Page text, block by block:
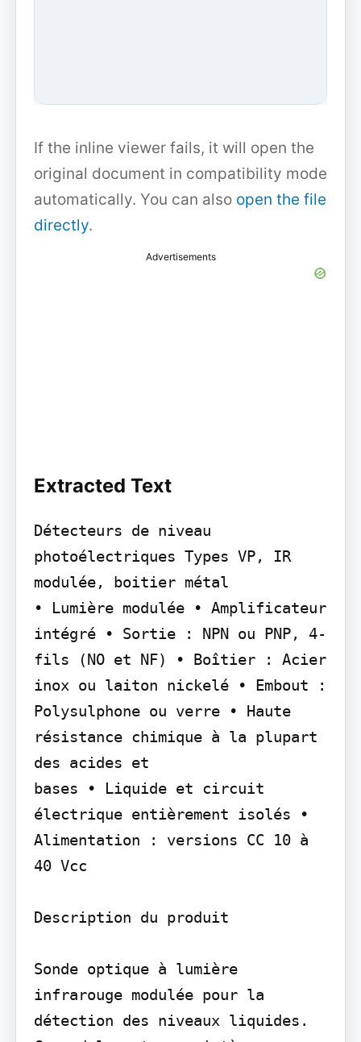
If the inline viewer fails, it will open the
original document in compatibility mode
automatically. You can also open the file
directly.
Advertisements
Extracted Text
Détecteurs de niveau
photoélectriques Types VP, IR
modulée, boitier métal
• Lumière modulée • Amplificateur
intégré • Sortie : NPN ou PNP, 4-
fils (NO et NF) • Boîtier : Acier
inox ou laiton nickelé • Embout :
Polysulphone ou verre • Haute
résistance chimique à la plupart
des acides et
bases • Liquide et circuit
électrique entièrement isolés •
Alimentation : versions CC 10 à
40 Vcc
Description du produit
Sonde optique à lumière
infrarouge modulée pour la
détection des niveaux liquides.